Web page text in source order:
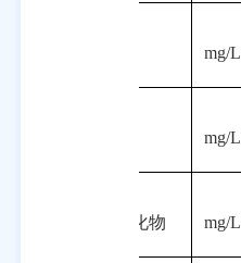
mg/L
mg/L
氯化物 mg/L